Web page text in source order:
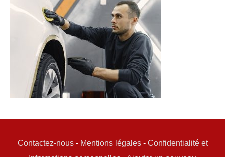
Contactez-nous- Mentions légales- Confidentialité et